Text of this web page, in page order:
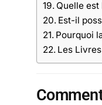
Quelle
Est-il
Pourquoi
Les